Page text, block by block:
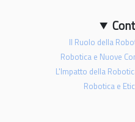
Il Ruolo della
Robotica e Nuove
L'Impatto della
Robotica e